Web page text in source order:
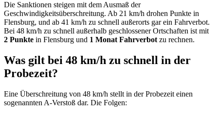
Die Sanktionen steigen mit dem Ausmaß der
Geschwindigkeitsüberschreitung. Ab 21 km/h drohen Punkte in
Flensburg, und ab 41 km/h zu schnell außerorts gar ein Fahrverbot.
Bei 48 km/h zu schnell außerhalb geschlossener Ortschaften ist mit
2 Punkte in Flensburg und 1 Monat Fahrverbot zu rechnen.
Was gilt bei 48 km/h zu schnell in der
Probezeit?
Eine Überschreitung von 48 km/h stellt in der Probezeit einen
sogenannten A-Verstoß dar. Die Folgen: